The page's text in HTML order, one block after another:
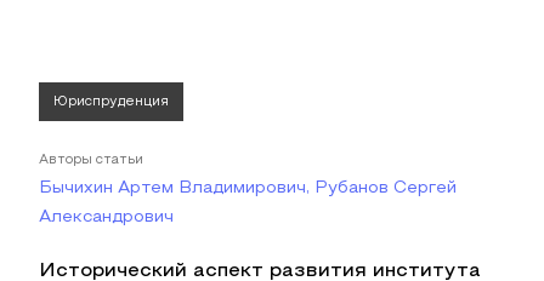
Юриспруденция
Авторы статьи
Бычихин Артем Владимирович, Рубанов Сергей
Александрович
Исторический аспект развития института